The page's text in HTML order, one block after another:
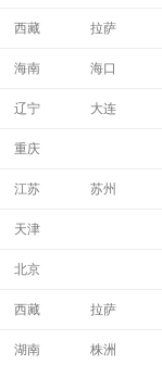
西藏 拉萨
海南 海口
辽宁 大连
重庆
江苏 苏州
天津
北京
西藏 拉萨
湖南 株洲